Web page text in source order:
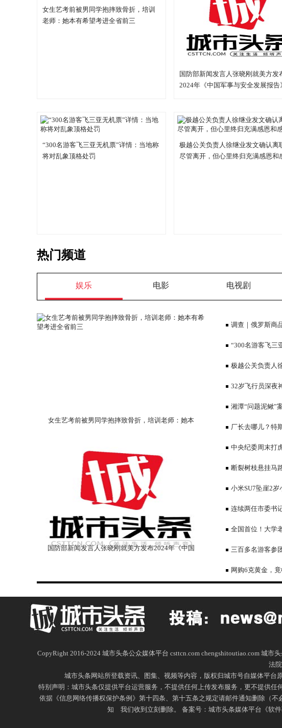
女生艺考前被男同学抱摔致骨折，培训
老师：她本有希望考进全省前三
国防部新闻发言人张晓刚就美方发
2024年《中国军事与安全发展报告
“300名游客飞三亚无机票”详情：当地称
将对乱象顶格处罚
极越公关负责人徐继业发文确认离
尽管离开，但心里终归充满感恩和
热门频道
娱乐 电影 电视剧
女生艺考前被男同学抱摔致骨折，培训老师：她本
国防部新闻发言人张晓刚就美方发布2024年《中国
调查｜俄罗斯商
“300名游客飞三
顶格处罚
极越公关负责人
开，但心里终归充
32岁飞行员深夜
湘潭“问题泥鳅”
涉案金额逾7千万
厂长去哪儿？特
中央纪委周末打
断裂树枝悬挂马
身亡！交警认定死
小米SU7坠崖2
很重要！
连续两任市委书
部大会，现场通报
全国首位！大学
难抢”......
三百多名游客参
机票？海南省旅文
网购6克黄金，
CopyRight 2016-2024 城市头条公众媒体平台 csttcn.com chengshitoutiao.com 城
法
城市头条网站所登载资讯、图集、视频等内容，版权归城市号自媒体平台
特别声明：城市头条仅提供平台运营服务，不提供任何上传发布服务，更不提供
依据《信息网络传播权保护条例》第十四条、第十五条之规定请邮件通知删除（
知
我们收到立刻删除。 备案号：城市头条媒体平台《软